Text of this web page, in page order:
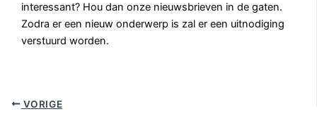
interessant? Hou dan onze nieuwsbrieven in de gaten.
Zodra er een nieuw onderwerp is zal er een uitnodiging
verstuurd worden.
VORIGE